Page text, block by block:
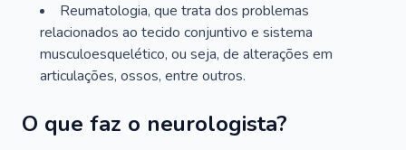
Reumatologia, que trata dos problemas
relacionados ao tecido conjuntivo e sistema
musculoesquelético, ou seja, de alterações em
articulações, ossos, entre outros.
O que faz o neurologista?